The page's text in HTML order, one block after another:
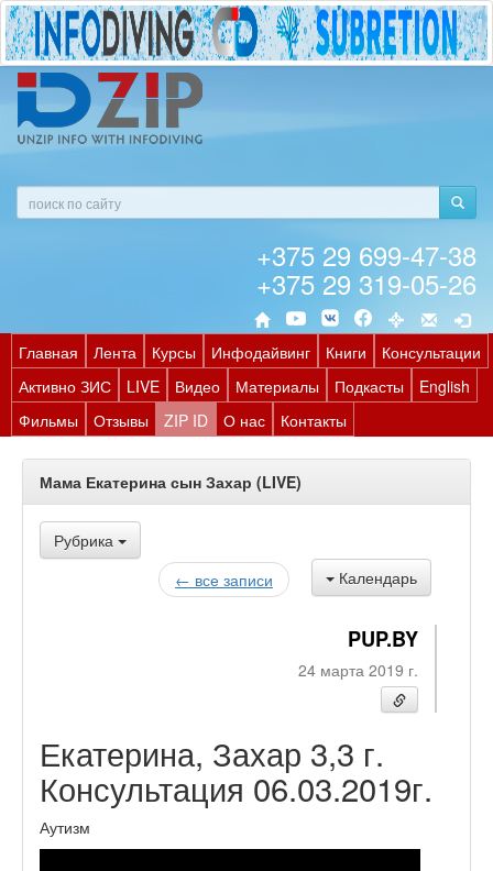
+375 29 699-47-38
+375 29 319-05-26
Главная Лента Курсы Инфодайвинг Книги
Консультации
Активно ЗИС
LIVE Видео Материалы Подкасты
English
Фильмы
Отзывы ZIP ID О нас Контакты
Мама Екатерина сын Захар (LIVE)
Рубрика
Календарь
← все записи
PUP.BY
24 марта 2019 г.
Екатерина, Захар 3,3 г.
Консультация 06.03.2019г.
Аутизм